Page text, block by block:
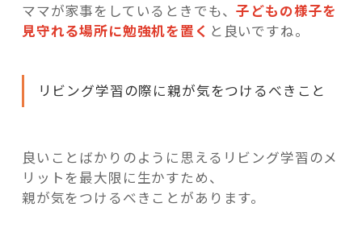
ママが家事をしているときでも、子どもの様子を
見守れる場所に勉強机を置く と良いですね。
リビング学習の際に親が気をつけるべきこと
良いことばかりのように思えるリビング学習のメ
リットを最大限に生かすため、
親が気をつけるべきことがあります。